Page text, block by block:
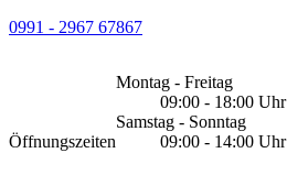
0991 - 2967 67867
Öffnungszeiten
Montag - Freitag
09:00 - 18:00 Uhr
Samstag - Sonntag
09:00 - 14:00 Uhr